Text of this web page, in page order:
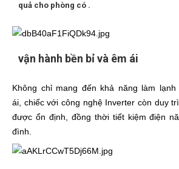
quả cho phòng có .
vận hành bền bỉ và êm ái
Không chỉ mang đến khả năng làm
ái, chiếc với công nghệ Inverter còn duy
được ổn định, đồng thời tiết kiệm điện
đình.